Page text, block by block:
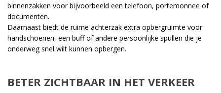
binnenzakken voor bijvoorbeeld een telefoon, portemonnee of
documenten.
Daarnaast biedt de ruime achterzak extra opbergruimte voor
handschoenen, een buff of andere persoonlijke spullen die je
onderweg snel wilt kunnen opbergen.
BETER ZICHTBAAR IN HET VERKEER